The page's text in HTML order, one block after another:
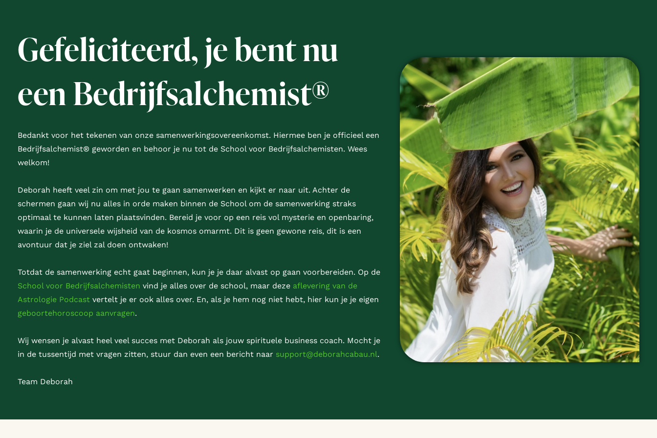
Gefeliciteerd, je bent nu
een Bedrijfsalchemist®
Bedankt voor het tekenen van onze samenwerkingsovereenkomst. Hiermee ben je officieel een
Bedrijfsalchemist® geworden en behoor je nu tot de School voor Bedrijfsalchemisten. Wees
welkom!
Deborah heeft veel zin om met jou te gaan samenwerken en kijkt er naar uit. Achter de
schermen gaan wij nu alles in orde maken binnen de School om de samenwerking straks
optimaal te kunnen laten plaatsvinden. Bereid je voor op een reis vol mysterie en openbaring,
waarin je de universele wijsheid van de kosmos omarmt. Dit is geen gewone reis, dit is een
avontuur dat je ziel zal doen ontwaken!
Totdat de samenwerking echt gaat beginnen, kun je je daar alvast op gaan voorbereiden. Op de
School voor Bedrijfsalchemisten vind je alles over de school, maar deze aflevering van de
Astrologie Podcast vertelt je er ook alles over. En, als je hem nog niet hebt, hier kun je je eigen
geboortehoroscoop aanvragen.
Wij wensen je alvast heel veel succes met Deborah als jouw spirituele business coach. Mocht je
in de tussentijd met vragen zitten, stuur dan even een bericht naar support@deborahcabau.nl.
Team Deborah